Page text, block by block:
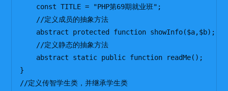
    const TITLE = "PHP第69期就业班";
    //定义成员的抽象方法
    abstract protected function showInfo($a,$b);
    //定义静态的抽象方法
    abstract static public function readMe();
}
//定义传智学生类，并继承学生类